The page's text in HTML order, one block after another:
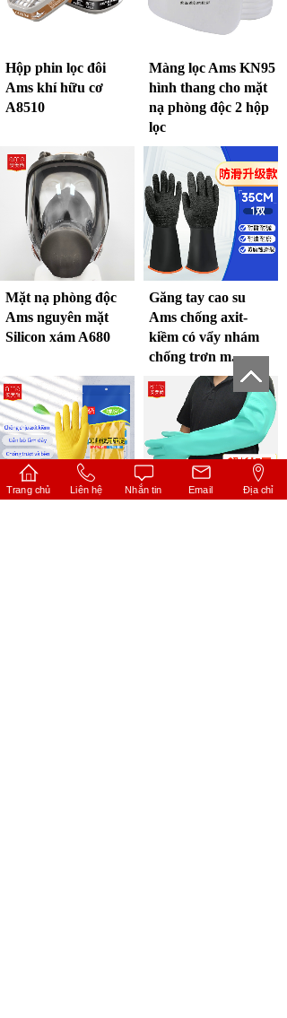
Hộp phin lọc đôi
Ams khí hữu cơ
A8510
Màng lọc Ams KN95
hình thang cho mặt
nạ phòng độc 2 hộp
lọc
Mặt nạ phòng độc
Ams nguyên mặt
Silicon xám A680
Găng tay cao su
Ams chống axit-
kiềm có vẩy nhám
chống trơn m......
Trang chủ Liên hệ Nhắn tin Email Địa chỉ